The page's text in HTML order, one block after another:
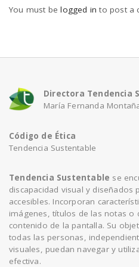
You must belogged in to post a
Directora Tendencia
María Fernanda
Código de Ética
Tendencia Sustentable
Tendencia Sustentable se
discapacidad visual y diseñados
accesibles. Incorporan
imágenes, títulos de las notas o
contenido de la pantalla. Su
todas las personas,
visuales, puedan navegar y
efectiva.